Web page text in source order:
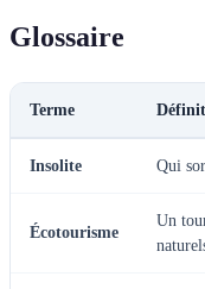
Glossaire
Terme
Insolite Qui
Écotourisme
Un